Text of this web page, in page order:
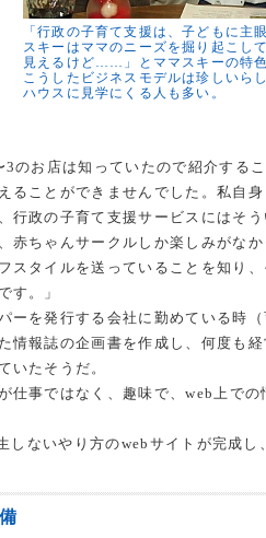
「行政の子育て支援は、子どもに主
スキーはママのニーズを掘り起こし
見えるけど……」とママスキーの特色
こうしたビジネスモデルは珍しいら
ハウスに見学にくる人も多い。
お店は知っていたので紹介する
ることができませんでした。私自
政の子育て支援サービスにはそう
赤ちゃんサークルしか楽しみがな
スタイルを送っていることを知り
す。」
を発行する会社に勤めている時（
報誌の企画書を作成し、何度も経
いたそうだ。
事ではなく、趣味で、web上での
ないやり方のwebサイトが完成し